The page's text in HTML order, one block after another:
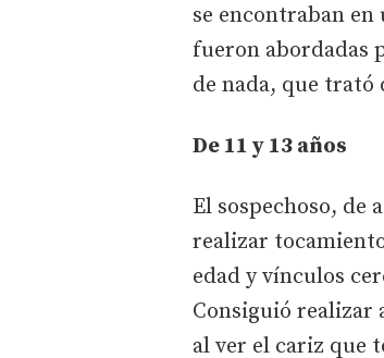
se encontraban en
fueron abordadas
de nada, que trató
De 11 y 13 años
El sospechoso, de
realizar
edad y vínculos
Consiguió realizar
al ver el cariz que